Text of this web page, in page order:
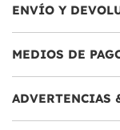
ENVÍO Y
MEDIOS DE
ADVERTENCIAS